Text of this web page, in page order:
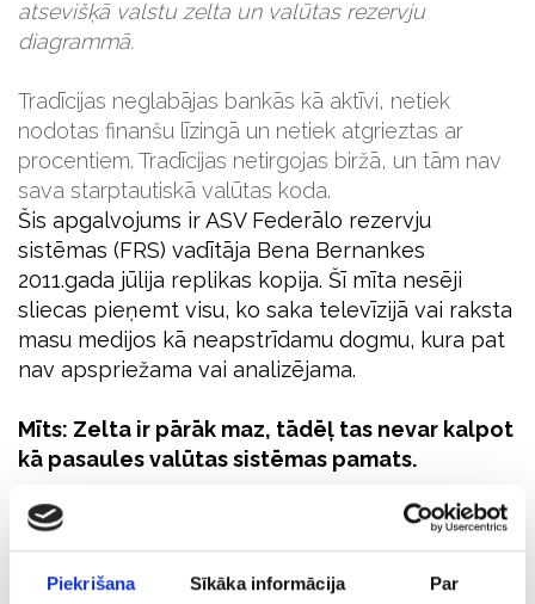
Piekrišana Sīkāka informācija Par
atsevišķā valstu zelta un valūtas rezervju
diagrammā.
Tradīcijas neglabājas bankās kā aktīvi, netiek
nodotas finanšu līzingā un netiek atgrieztas ar
procentiem. Tradīcijas netirgojas biržā, un tām nav
sava starptautiskā valūtas koda.
Šis apgalvojums ir ASV Federālo rezervju
sistēmas (FRS) vadītāja Bena Bernankes
2011.gada jūlija replikas kopija. Šī mīta nesēji
sliecas pieņemt visu, ko saka televīzijā vai raksta
masu medijos kā neapstrīdamu dogmu, kura pat
nav apspriežama vai analizējama.
Mīts: Zelta ir pārāk maz, tādēļ tas nevar kalpot
kā pasaules valūtas sistēmas pamats.
Realitāte: Zelta nav ne daudz, ne maz. Tā ir tieši tik,
lai zelts varētu kļūt par pasaules finanšu sistēmas
pamatu.